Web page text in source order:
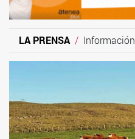
LA PRENSA Información